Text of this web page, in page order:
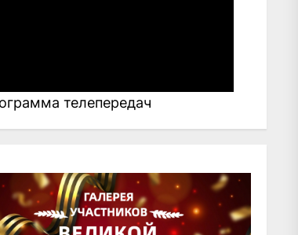
телепередач